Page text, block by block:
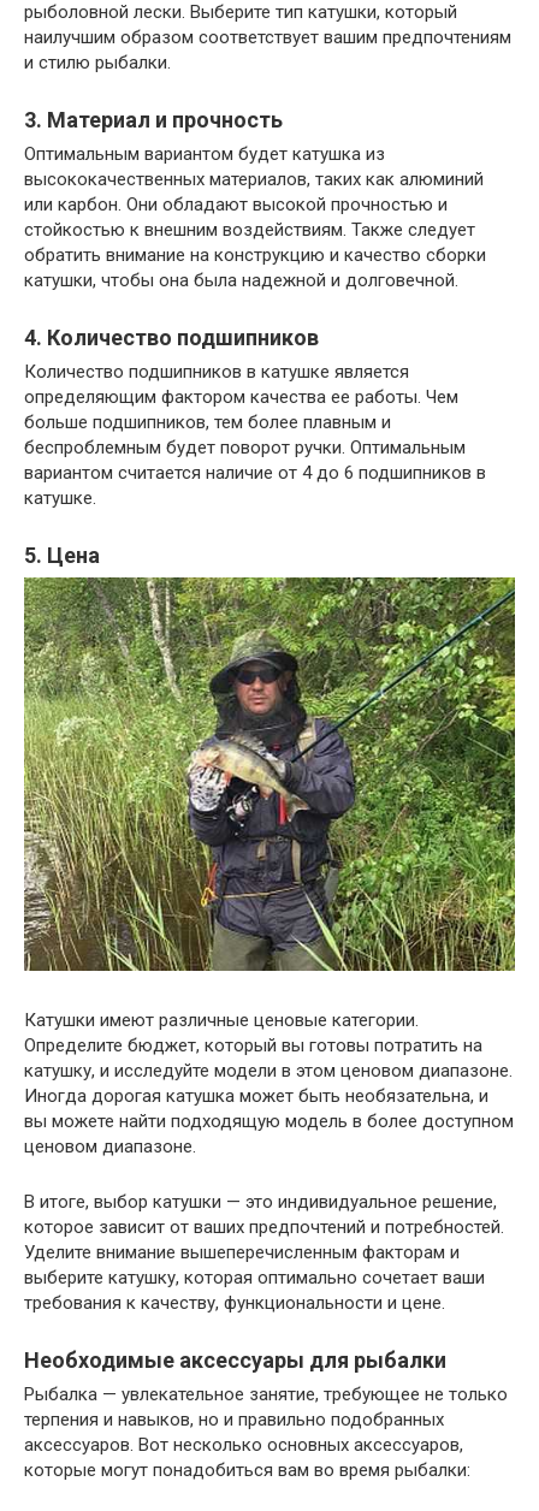
рыболовной лески. Выберите тип катушки, который
наилучшим образом соответствует вашим предпочтениям
и стилю рыбалки.
3. Материал и прочность
Оптимальным вариантом будет катушка из
высококачественных материалов, таких как алюминий
или карбон. Они обладают высокой прочностью и
стойкостью к внешним воздействиям. Также следует
обратить внимание на конструкцию и качество сборки
катушки, чтобы она была надежной и долговечной.
4. Количество подшипников
Количество подшипников в катушке является
определяющим фактором качества ее работы. Чем
больше подшипников, тем более плавным и
беспроблемным будет поворот ручки. Оптимальным
вариантом считается наличие от 4 до 6 подшипников в
катушке.
5. Цена
Катушки имеют различные ценовые категории.
Определите бюджет, который вы готовы потратить на
катушку, и исследуйте модели в этом ценовом диапазоне.
Иногда дорогая катушка может быть необязательна, и
вы можете найти подходящую модель в более доступном
ценовом диапазоне.
В итоге, выбор катушки — это индивидуальное решение,
которое зависит от ваших предпочтений и потребностей.
Уделите внимание вышеперечисленным факторам и
выберите катушку, которая оптимально сочетает ваши
требования к качеству, функциональности и цене.
Необходимые аксессуары для рыбалки
Рыбалка — увлекательное занятие, требующее не только
терпения и навыков, но и правильно подобранных
аксессуаров. Вот несколько основных аксессуаров,
которые могут понадобиться вам во время рыбалки: